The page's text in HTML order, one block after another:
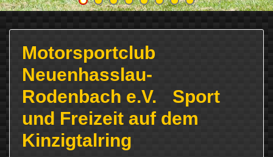
Motorsportclub
Neuenhasslau-
Rodenbach e.V. Sport
und Freizeit auf dem
Kinzigtalring